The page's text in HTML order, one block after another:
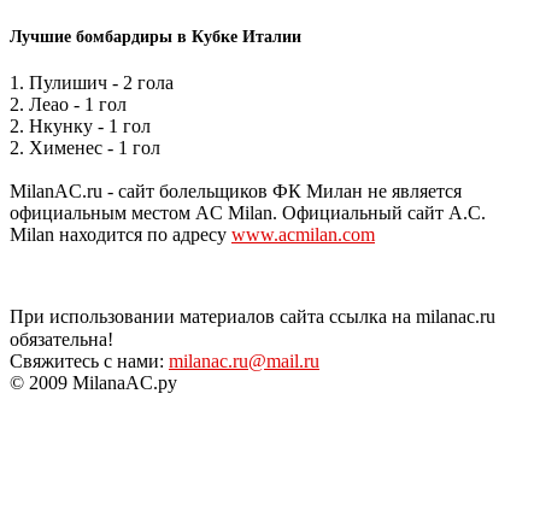
Лучшие бомбардиры в Кубке Италии
1. Пулишич - 2 гола
2. Леао - 1 гол
2. Нкунку - 1 гол
2. Хименес - 1 гол
MilanAC.ru - сайт болельщиков ФК Милан не является
официальным местом AC Milan. Официальный сайт A.C.
Milan находится по адресу www.acmilan.com
При использовании материалов сайта ссылка на milanac.ru
обязательна!
Свяжитесь с нами: milanac.ru@mail.ru
© 2009 MilanaAC.ру